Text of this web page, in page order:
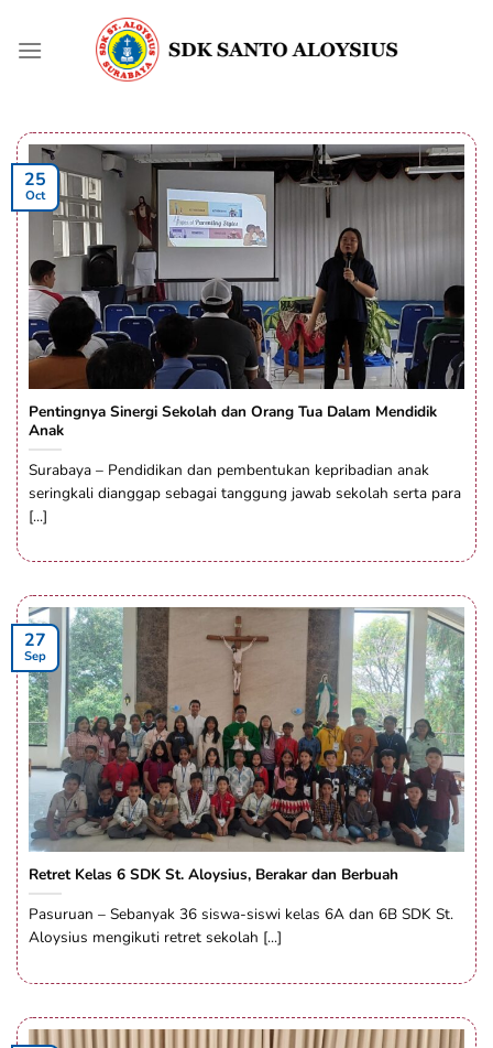
Pentingnya Sinergi Sekolah dan Orang Tua Dalam Mendidik
Anak
Surabaya – Pendidikan dan pembentukan kepribadian anak
seringkali dianggap sebagai tanggung jawab sekolah serta para
[...]
25
Oct
Retret Kelas 6 SDK St. Aloysius, Berakar dan Berbuah
Pasuruan – Sebanyak 36 siswa-siswi kelas 6A dan 6B SDK St.
Aloysius mengikuti retret sekolah [...]
27
Sep